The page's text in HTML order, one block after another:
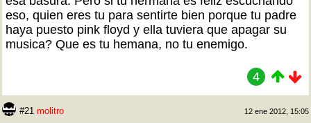
eso, quien eres tu para sentirte bien porque tu padre
haya puesto pink floyd y ella tuviera que apagar su
musica? Que es tu hemana, no tu enemigo.
4
#21 molitro 12 ene 2012, 15:05